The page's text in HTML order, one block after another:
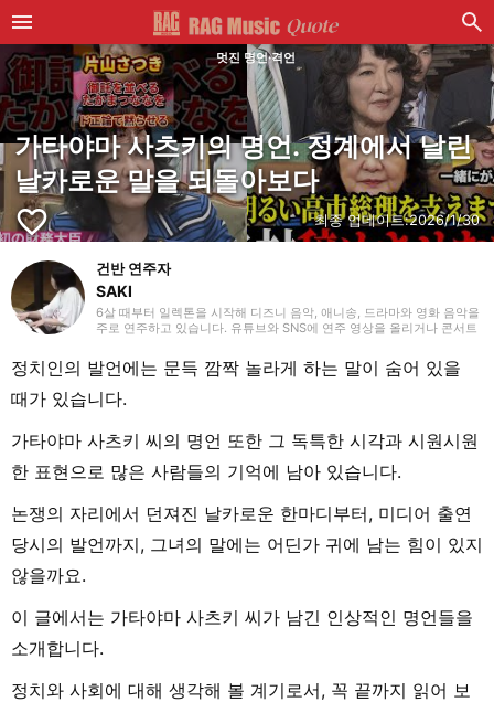
멋진 명언·격언
가타야마 사츠키의 명언. 정계에서 날린
날카로운 말을 되돌아보다
favorite_border 최종 업데이트:2026/1/30
건반 연주자
SAKI
6살 때부터 일렉톤을 시작해 디즈니 음악, 애니송, 드라마와 영화 음악을
주로 연주하고 있습니다. 유튜브와 SNS에 연주 영상을 올리거나 콘서트
아노도 시작했고, 학교 주최 행사에도 출연했습니다. 라이터로서는 음악
관련 기사뿐만 아니라 다양한 장르의 글을 다뤄왔기 때문에, 그동안의 경
험을 바탕으로 ‘해보고 싶다!’, ‘들어보고 싶다!’라고 느낄 수 있는 글을 전
해드리고 싶습니다!
정치인의 발언에는 문득 깜짝 놀라게 하는 말이 숨어 있을
때가 있습니다.
가타야마 사츠키 씨의 명언 또한 그 독특한 시각과 시원시원
한 표현으로 많은 사람들의 기억에 남아 있습니다.
논쟁의 자리에서 던져진 날카로운 한마디부터, 미디어 출연
당시의 발언까지, 그녀의 말에는 어딘가 귀에 남는 힘이 있지
않을까요.
이 글에서는 가타야마 사츠키 씨가 남긴 인상적인 명언들을
소개합니다.
정치와 사회에 대해 생각해 볼 계기로서, 꼭 끝까지 읽어 보